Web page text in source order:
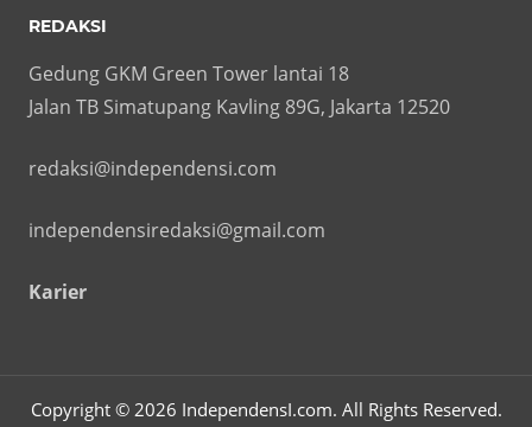
REDAKSI
Gedung GKM Green Tower lantai 18
Jalan TB Simatupang Kavling 89G, Jakarta 12520
redaksi@independensi.com
independensiredaksi@gmail.com
Karier
Copyright © 2026 IndependensI.com. All Rights Reserved.